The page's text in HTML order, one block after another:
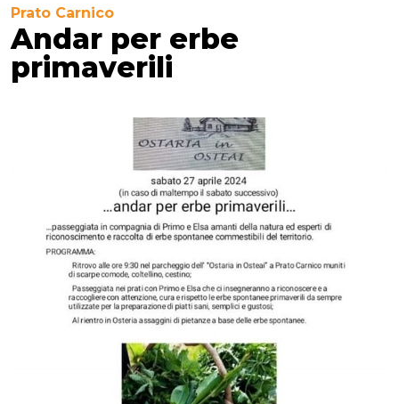
Prato Carnico
Andar per erbe
primaverili